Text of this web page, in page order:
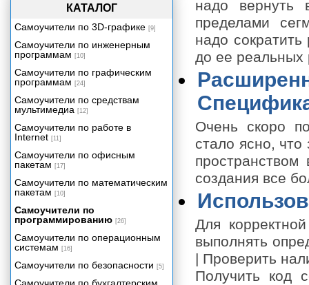
надо вернуть
пределами
надо
до ее реальных
Очень скоро
стало ясно,
создания все
Для
выполнять
| Проверить
Получить код
КАТАЛОГ
Самоучители по 3D-графике [9]
Самоучители по инженерным
программам [10]
Самоучители по графическим
программам [24]
Самоучители по средствам
мультимедиа [12]
Самоучители по работе в
Internet [11]
Самоучители по офисным
пакетам [17]
Самоучители по математическим
пакетам [10]
Самоучители по
программированию [26]
Самоучители по операционным
системам [16]
Самоучители по безопасности [5]